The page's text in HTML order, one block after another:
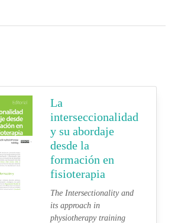
La
interseccionalidad
y su abordaje
desde la
formación en
fisioterapia
The Intersectionality and
its approach in
physiotherapy training